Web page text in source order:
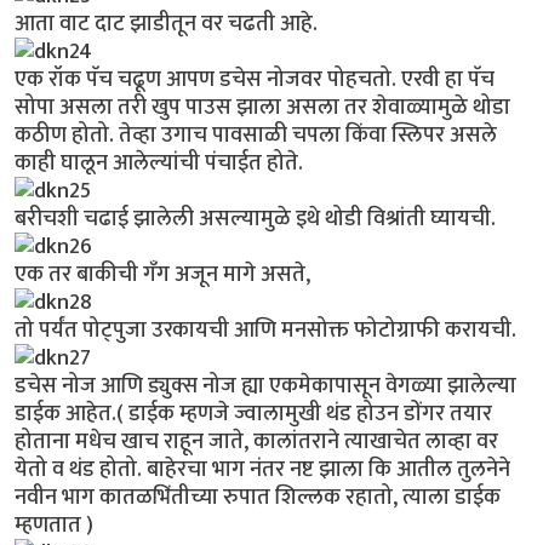
आता वाट दाट झाडीतून वर चढती आहे.
एक रॉक पॅच चढूण आपण डचेस नोजवर पोहचतो. एरवी हा पॅच
सोपा असला तरी खुप पाउस झाला असला तर शेवाळ्यामुळे थोडा
कठीण होतो. तेव्हा उगाच पावसाळी चपला किंवा स्लिपर असले
काही घालून आलेल्यांची पंचाईत होते.
बरीचशी चढाई झालेली असल्यामुळे इथे थोडी विश्रांती घ्यायची.
एक तर बाकीची गँग अजून मागे असते,
तो पर्यंत पोट्पुजा उरकायची आणि मनसोक्त फोटोग्राफी करायची.
डचेस नोज आणि ड्युक्स नोज ह्या एकमेकापासून वेगळ्या झालेल्या
डाईक आहेत.( डाईक म्हणजे ज्वालामुखी थंड होउन डोंगर तयार
होताना मधेच खाच राहून जाते, कालांतराने त्याखाचेत लाव्हा वर
येतो व थंड होतो. बाहेरचा भाग नंतर नष्ट झाला कि आतील तुलनेने
नवीन भाग कातळभिंतीच्या रुपात शिल्लक रहातो, त्याला डाईक
म्हणतात )